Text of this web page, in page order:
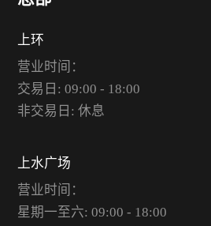
上环
营业时间：
交易日: 09:00 - 18:00
非交易日: 休息
上水广场
营业时间：
星期一至六: 09:00 - 18:00